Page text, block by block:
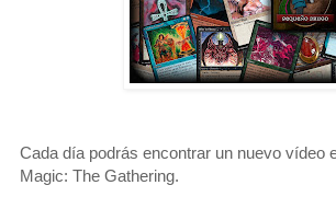
Cada día podrás encontrar un nuevo vídeo
Magic: The Gathering.